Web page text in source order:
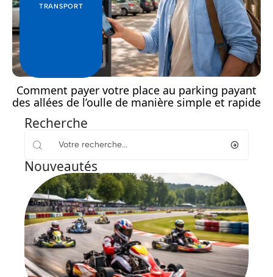
TRANSPORT
Comment payer votre place au parking payant
des allées de l’oulle de manière simple et rapide
Recherche
Nouveautés